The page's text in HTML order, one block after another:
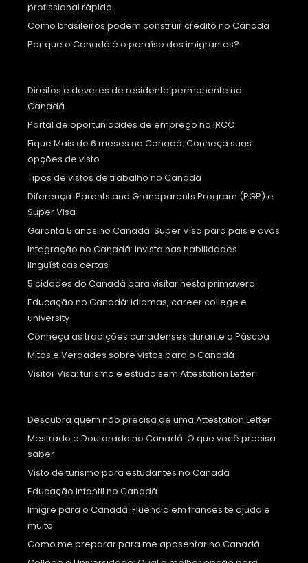
profissional rápido
Como brasileiros podem construir crédito no Canadá
Por que o Canadá é o paraíso dos imigrantes?
Direitos e deveres de residente permanente no
Canadá
Portal de oportunidades de emprego no IRCC
Fique Mais de 6 meses no Canadá: Conheça suas
opções de visto
Tipos de vistos de trabalho no Canadá
Diferença: Parents and Grandparents Program (PGP) e
Super Visa
Garanta 5 anos no Canadá: Super Visa para pais e avós
Integração no Canadá: Invista nas habilidades
linguísticas certas
5 cidades do Canadá para visitar nesta primavera
Educação no Canadá: idiomas, career college e
university
Conheça as tradições canadenses durante a Páscoa
Mitos e Verdades sobre vistos para o Canadá
Visitor Visa: turismo e estudo sem Attestation Letter
Descubra quem não precisa de uma Attestation Letter
Mestrado e Doutorado no Canadá: O que você precisa
saber
Visto de turismo para estudantes no Canadá
Educação infantil no Canadá
Imigre para o Canadá: Fluência em francês te ajuda e
muito
Como me preparar para me aposentar no Canadá